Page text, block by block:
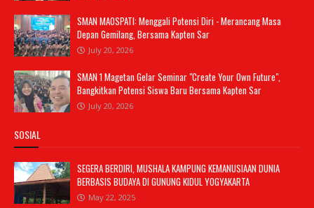
SMAN MAOSPATI: Menggali Potensi Diri - Merancang Masa
Depan Gemilang, Bersama Kapten Sar
July 20, 2026
SMAN 1 Magetan Gelar Seminar "Create Your Own Future",
Bangkitkan Potensi Siswa Baru Bersama Kapten Sar
July 20, 2026
SOSIAL
SEGERA BERDIRI, MUSHALA KAMPUNG KEMANUSIAAN DUNIA
BERBASIS BUDAYA DI GUNUNG KIDUL YOGYAKARTA
May 22, 2025